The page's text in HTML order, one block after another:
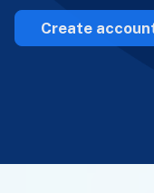
Create